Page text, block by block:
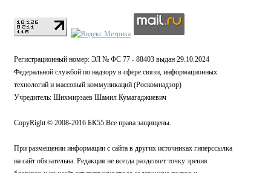
Регистрационный номер: ЭЛ № ФС 77 - 88403 выдан 29.10.2024
Федеральной службой по надзору в сфере связи, информационных
технологий и массовый коммуникаций (Роскомнадзор)
Учредитель: Шихмирзаев Шамил Кумагаджиевич
CopyRight © 2008-2016 БК55 Все права защищены.
При размещении информации с сайта в других источниках гиперссылка
на сайт обязательна. Редакция не всегда разделяет точку зрения